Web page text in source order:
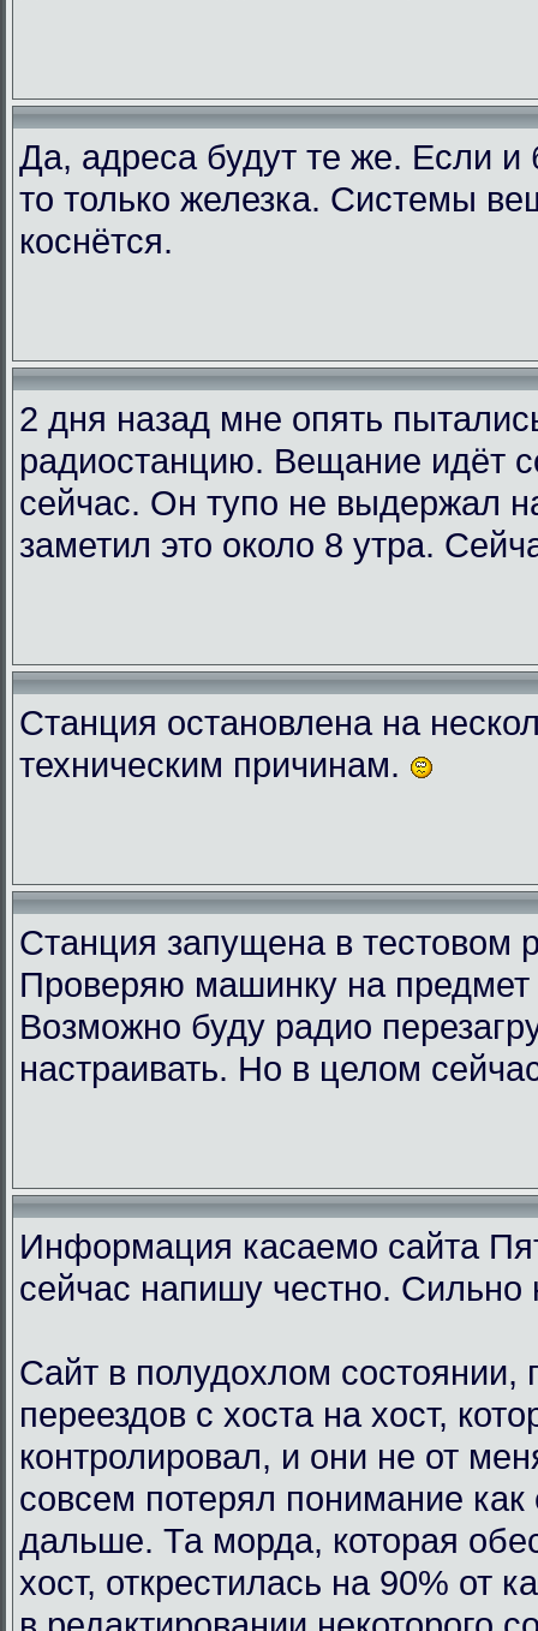
Да, адреса будут те же. Если и
то только железка. Системы
коснётся.
2 дня назад мне опять
радиостанцию. Вещание идёт
сейчас. Он тупо не выдержал
заметил это около 8 утра.
Станция остановлена на
техническим причинам.
Станция запущена в тестовом
Проверяю машинку на предмет
Возможно буду радио
настраивать. Но в целом
Информация касаемо сайта
сейчас напишу честно. Сильно
Сайт в полудохлом состоянии,
переездов с хоста на хост,
контролировал, и они не от
совсем потерял понимание как
дальше. Та морда, которая
хост, открестилась на 90% от